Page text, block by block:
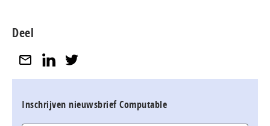
Deel
Inschrijven nieuwsbrief Computable